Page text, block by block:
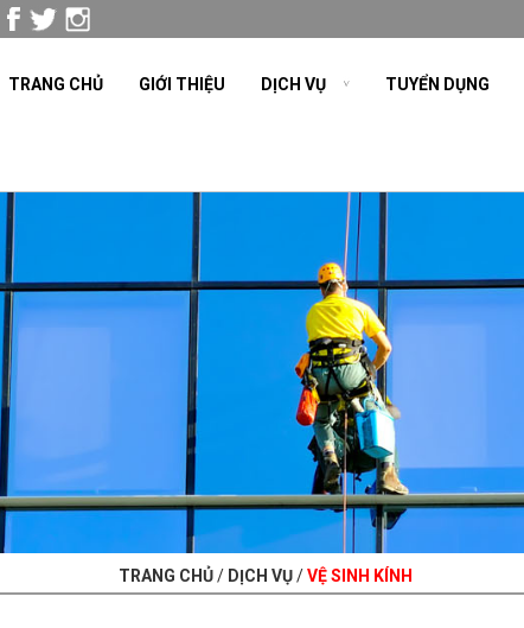
TRANG CHỦ GIỚI THIỆU DỊCH VỤ TUYỂN DỤNG
TRANG CHỦ/ DỊCH VỤ/VỆ SINH KÍNH